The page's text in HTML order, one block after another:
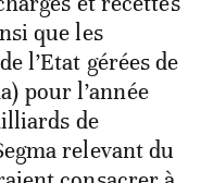
que les
l’Etat gérées de
pour l’année
de
relevant du